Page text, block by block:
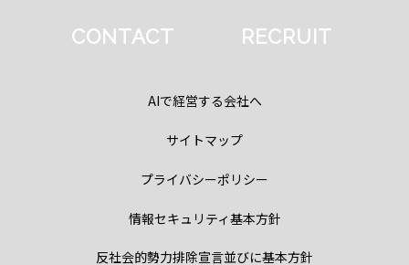
CONTACT RECRUIT
AIで経営する会社へ
サイトマップ
プライバシーポリシー
情報セキュリティ基本方針
反社会的勢力排除宣言並びに基本方針